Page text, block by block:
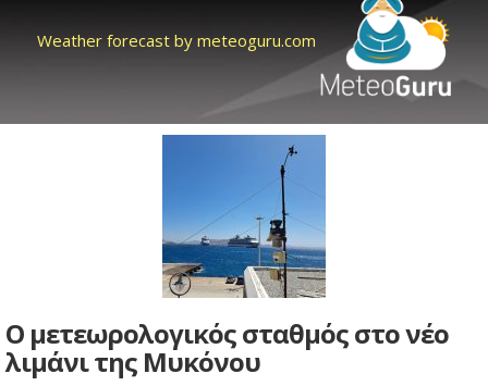
Weather forecast by meteoguru.com
Ο μετεωρολογικός σταθμός στο νέο
λιμάνι της Μυκόνου